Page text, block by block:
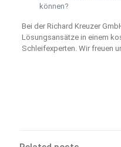
können?
Bei der Richard Kreuzer
Lösungsansätze in einem
Schleifexperten. Wir freuen